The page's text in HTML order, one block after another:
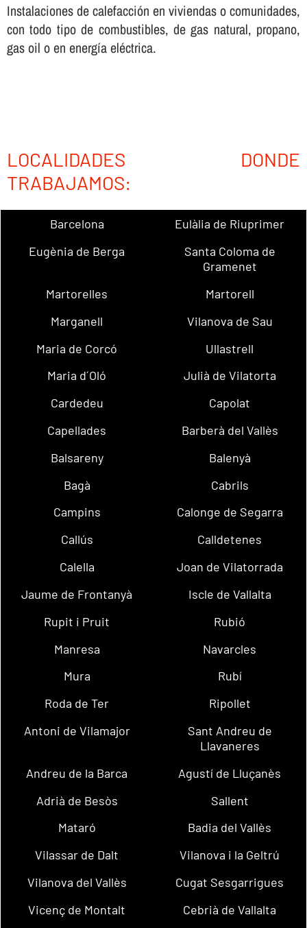
Instalaciones de calefacción en viviendas o comunidades,
con todo tipo de combustibles, de gas natural, propano,
gas oil o en energí­a eléctrica.
LOCALIDADES DONDE
TRABAJAMOS:
Barcelona
Eulàlia de Riuprimer
Eugènia de Berga
Santa Coloma de
Gramenet
Martorelles
Martorell
Marganell
Vilanova de Sau
Maria de Corcó
Ullastrell
Maria d´Oló
Julià de Vilatorta
Cardedeu
Capolat
Capellades
Barberà del Vallès
Balsareny
Balenyà
Bagà
Cabrils
Campins
Calonge de Segarra
Callús
Calldetenes
Calella
Joan de Vilatorrada
Jaume de Frontanyà
Iscle de Vallalta
Rupit i Pruit
Rubió
Manresa
Navarcles
Mura
Rubí
Roda de Ter
Ripollet
Antoni de Vilamajor
Sant Andreu de
Llavaneres
Andreu de la Barca
Agustí de Lluçanès
Adrià de Besòs
Sallent
Mataró
Badia del Vallès
Vilassar de Dalt
Vilanova i la Geltrú
Vilanova del Vallès
Cugat Sesgarrigues
Vicenç de Montalt
Cebrià de Vallalta